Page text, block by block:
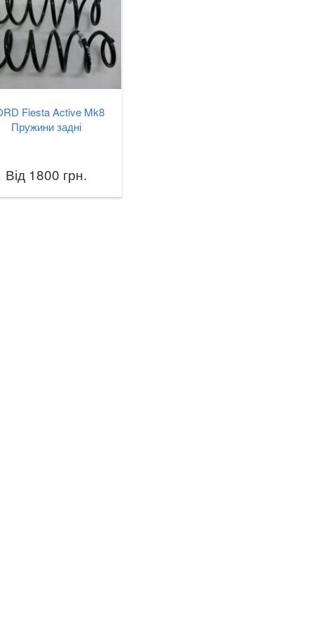
Fiesta Active Mk8
Пружини задні
Від 1800 грн.